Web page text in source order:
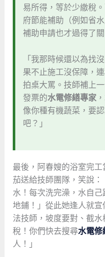
易所得，等於少繳稅
府節能補助（例如省
補助申請也才過得了關
「我那時候還以為找
果不止施工沒保障，
拍桌大罵。技師補上
發票的水電修繕專家
像你種有機蔬菜，要
吧？」
最後，阿春嫂的浴室完
茄送給技師團隊，笑說
水！每次洗完澡，水自
地鋪！」從此她逢人就
法技師，坡度要對、截
稅！你們快去搜尋水電修
人！」